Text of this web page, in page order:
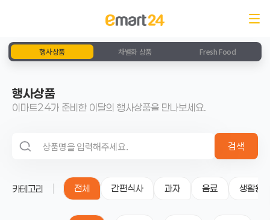
행사상품 차별화 상품 Fresh Food
행사상품
이마트24가 준비한 이달의 행사상품을 만나보세요.
검색 영역
검색
카테고리 전체 간편식사 과자 음료 생활용품